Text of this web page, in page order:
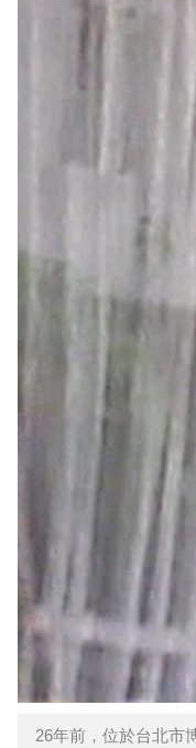
26年前，位於台北市